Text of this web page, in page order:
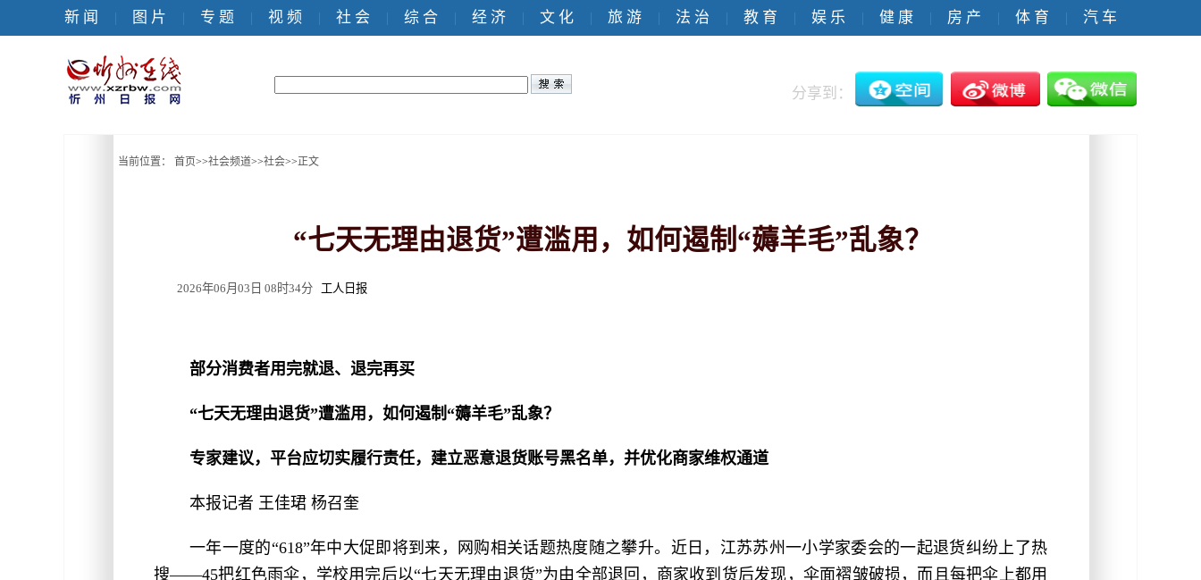
新 闻 | 图 片 | 专 题 | 视 频 | 社 会 | 综 合 | 经 济 | 文 化 | 旅 游 | 法 治 | 教 育 | 娱 乐 | 健 康 | 房 产 | 体 育 | 汽 车
分享到：
当前位置： 首页>>社会频道>>社会>>正文
“七天无理由退货”遭滥用，如何遏制“薅羊毛”乱象？
2026年06月03日 08时34分 工人日报
部分消费者用完就退、退完再买
“七天无理由退货”遭滥用，如何遏制“薅羊毛”乱象？
专家建议，平台应切实履行责任，建立恶意退货账号黑名单，并优化商家维权通道
本报记者 王佳珺 杨召奎
一年一度的“618”年中大促即将到来，网购相关话题热度随之攀升。近日，江苏苏州一小学家委会的一起退货纠纷上了热
搜——45把红色雨伞，学校用完后以“七天无理由退货”为由全部退回，商家收到货后发现，伞面褶皱破损，而且每把伞上都用